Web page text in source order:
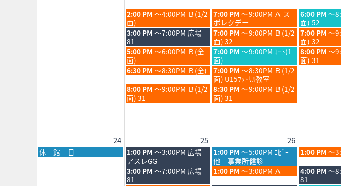
2026
2026
2026
日,
8
月
18th
2026
日,
8
月
19th
2026
日,
8
月
20th
2026
火
曜
日,
8
月
18th
2026
2:00 PM ～4:00PM Ｂ(1/2
面)
水
曜
日,
8
月
19th
2026
7:00 PM ～9:00PM Ａ ス
ポレクデー
木
曜
日,
8
月
20th
2026
6:00 PM ～
面) 52
火
曜
日,
8
月
18th
2026
3:00 PM ～7:00PM 広場
81
水
曜
日,
8
月
19th
2026
7:00 PM ～9:00PM Ｂ(1/2
面) 32
木
曜
日,
8
月
7:00 PM ～
面) 32
火
曜
日,
8
月
18th
2026
5:00 PM ～6:00PM Ｂ(全
面)
水
曜
日,
8
月
19th
2026
7:00 PM ～9:00PM ｺｰﾄ(1
面)
木
曜
日,
8:00 PM ～
面) 31
火
曜
日,
8
月
6:30 PM ～8:30PM Ｂ(全)
水
曜
日,
8
月
7:00 PM ～8:30PM Ｂ(1/2
面) U15ﾌｯﾄｻﾙ教室
火
曜
日,
18th
8:00 PM ～9:00PM Ｂ(1/2
面) 31
水
曜
日,
19th
8:30 PM ～9:00PM Ｂ(1/2
面) 31
24 25 26
月
曜
休 館 日
火
曜
日,
8
1:00 PM ～3:00PM 広場
アスレGG
水
曜
日,
8
1:00 PM ～5:00PM ﾛﾋﾞｰ
他 事業所健診
木
曜
日,
8
1:00 PM ～
火
曜
3:00 PM ～7:00PM 広場
81
水
曜
1:00 PM ～3:00PM Ａ
木
曜
4:00 PM ～
81